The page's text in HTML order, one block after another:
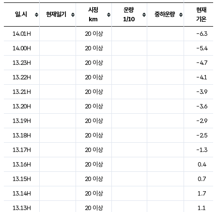
도시별 기상실황표로 지점, 날씨, 기온, 강수, 바람, 기압등을 안내한 표입
일.시 현재일기
시정
km
운량
1/10
중하운량
현재
기온
14.01H
20 이상
-6.3
14.00H
20 이상
-5.4
13.23H
20 이상
-4.7
13.22H
20 이상
-4.1
13.21H
20 이상
-3.9
13.20H
20 이상
-3.6
13.19H
20 이상
-2.9
13.18H
20 이상
-2.5
13.17H
20 이상
-1.3
13.16H
20 이상
0.4
13.15H
20 이상
0.7
13.14H
20 이상
1.7
13.13H
20 이상
1.1